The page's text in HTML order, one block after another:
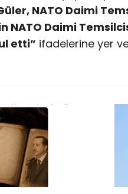
NATO Daimi
NATO Daimi
etti” ifadelerine yer